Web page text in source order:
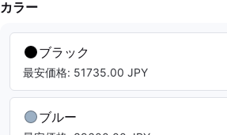
カラー
ブラック
最安価格: 51735.00 JPY
ブルー